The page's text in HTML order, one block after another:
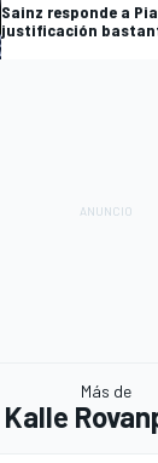
Sainz responde a
justificación
Más de
Kalle